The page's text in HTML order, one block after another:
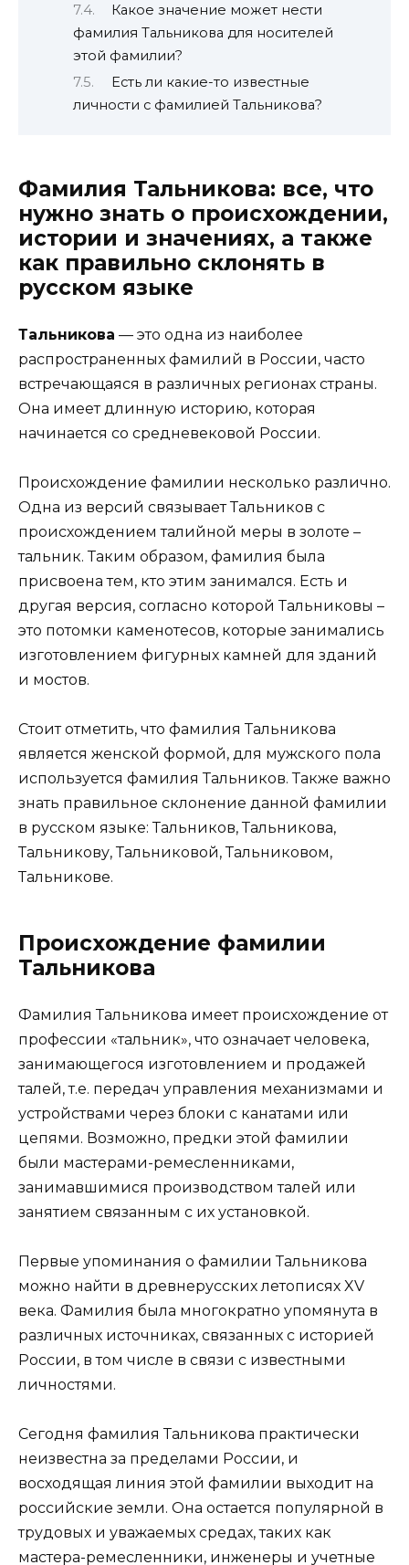
Какое значение может нести
фамилия Тальникова для носителей
этой фамилии?
Есть ли какие-то известные
личности с фамилией Тальникова?
Фамилия Тальникова: все, что
нужно знать о происхождении,
истории и значениях, а также
как правильно склонять в
русском языке
Тальникова — это одна из наиболее
распространенных фамилий в России, часто
встречающаяся в различных регионах страны.
Она имеет длинную историю, которая
начинается со средневековой России.
Происхождение фамилии несколько различно.
Одна из версий связывает Тальников с
происхождением талийной меры в золоте –
тальник. Таким образом, фамилия была
присвоена тем, кто этим занимался. Есть и
другая версия, согласно которой Тальниковы –
это потомки каменотесов, которые занимались
изготовлением фигурных камней для зданий
и мостов.
Стоит отметить, что фамилия Тальникова
является женской формой, для мужского пола
используется фамилия Тальников. Также важно
знать правильное склонение данной фамилии
в русском языке: Тальников, Тальникова,
Тальникову, Тальниковой, Тальниковом,
Тальникове.
Происхождение фамилии
Тальникова
Фамилия Тальникова имеет происхождение от
профессии «тальник», что означает человека,
занимающегося изготовлением и продажей
талей, т.е. передач управления механизмами и
устройствами через блоки с канатами или
цепями. Возможно, предки этой фамилии
были мастерами-ремесленниками,
занимавшимися производством талей или
занятием связанным с их установкой.
Первые упоминания о фамилии Тальникова
можно найти в древнерусских летописях XV
века. Фамилия была многократно упомянута в
различных источниках, связанных с историей
России, в том числе в связи с известными
личностями.
Сегодня фамилия Тальникова практически
неизвестна за пределами России, и
восходящая линия этой фамилии выходит на
российские земли. Она остается популярной в
трудовых и уважаемых средах, таких как
мастера-ремесленники, инженеры и учетные